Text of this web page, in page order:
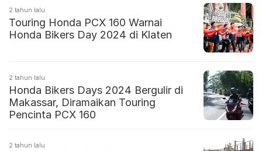
2 tahun lalu
Touring Honda PCX 160 Warnai
Honda Bikers Day 2024 di Klaten
2 tahun lalu
Honda Bikers Days 2024 Bergulir di
Makassar, Diramaikan Touring
Pencinta PCX 160
2 tahun lalu